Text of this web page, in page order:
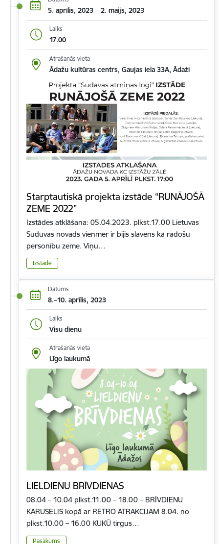
5. aprīlis, 2023 – 2. maijs, 2023
Laiks
17.00
Atrašanās vieta
Ādažu kultūras centrs, Gaujas iela 33A, Ādaži
Starptautiskā projekta izstāde “RUNĀJOŠĀ
ZEME 2022”
Izstādes atklāšana: 05.04.2023. plkst.17.00 Lietuvas
Suduvas novads vienmēr ir bijis slavens kā radošu
personību zeme. Viņu…
Izstāde
Datums
8.–10. aprīlis, 2023
Laiks
Visu dienu
Atrašanās vieta
Līgo laukumā
LIELDIENU BRĪVDIENAS
08.04 – 10.04 plkst.11.00 – 18.00 – BRĪVDIENU
KARUSELIS kopā ar RETRO ATRAKCIJĀM 8.04. no
plkst.10.00 – 16.00 KUKŪ tirgus…
Pasākums